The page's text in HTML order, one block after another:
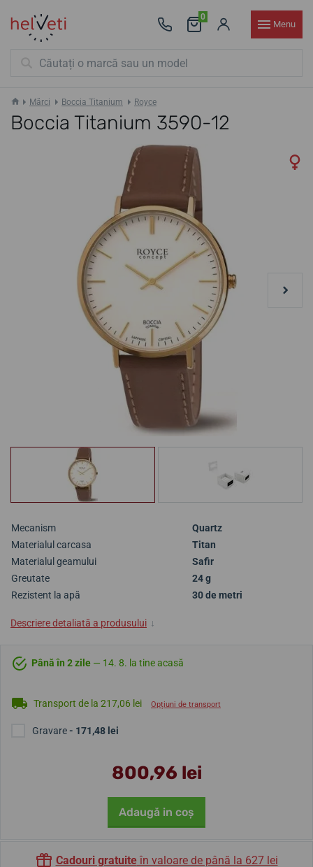
0
Menu
Mărci Boccia Titanium Royce
Boccia Titanium 3590-12
Mecanism
Quartz
Materialul carcasa
Titan
Materialul geamului
Safir
Greutate
24 g
Rezistent la apă
30 de metri
Descriere detaliată a produsului ↓
Până în 2 zile — 14. 8. la tine acasă
Transport de la 217,06 lei Opțiuni de transport
Gravare- 171,48 lei
800,96 lei
Adaugă in coş
Cadouri gratuiteîn valoare de până la 627 lei